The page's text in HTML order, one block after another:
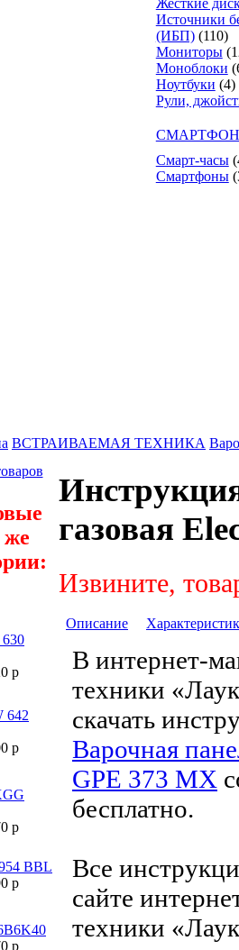
Жесткие
Источники
(ИБП) (110)
Мониторы
Моноблоки
Ноутбуки (4)
Рули,
Смарт-часы
Смартфоны
ВСТРАИВАЕМАЯ ТЕХНИКА
же
р
642
р
р
BBL
р
р
газовая
Извините,
Описание
В интернет-
техники
скачать
Варочная
GPE 373 MX
бесплатно.
Все
сайте
техники